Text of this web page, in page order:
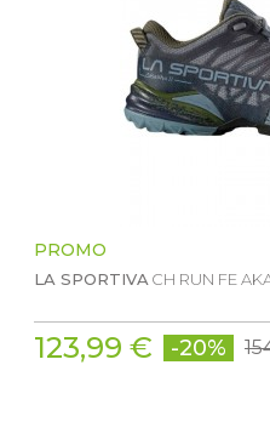
PROMO
LA SPORTIVA CH RUN FE
123,99 € -20%